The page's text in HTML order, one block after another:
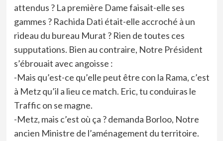
attendus ? La première Dame faisait-elle ses
gammes ? Rachida Dati était-elle accroché à un
rideau du bureau Murat ? Rien de toutes ces
supputations. Bien au contraire, Notre Président
s’ébrouait avec angoisse :
-Mais qu’est-ce qu’elle peut être con la Rama, c’est
à Metz qu’il a lieu ce match. Eric, tu conduiras le
Traffic on se magne.
-Metz, mais c’est où ça ? demanda Borloo, Notre
ancien Ministre de l’aménagement du territoire.